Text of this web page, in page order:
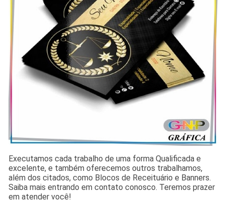
Executamos cada trabalho de uma forma Qualificada e
excelente, e também oferecemos outros trabalhamos,
além dos citados, como Blocos de Receituário e Banners.
Saiba mais entrando em contato conosco. Teremos prazer
em atender você!